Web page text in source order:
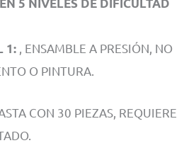
5 NIVELES DE DIFICULTAD
1: , ENSAMBLE A PRESIÓN, NO
O PINTURA.
CON 30 PIEZAS, REQUIERE